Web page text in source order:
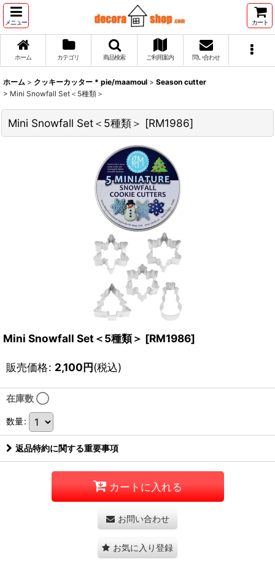
メニュー カート
ホーム カテゴリ 商品検索 ご利用案内 問い合わせ
ホーム > クッキーカッター * pie/maamoul > Season cutter
> Mini Snowfall Set＜5種類＞
Mini Snowfall Set＜5種類＞ [RM1986]
Mini Snowfall Set＜5種類＞ [RM1986]
販売価格: 2,100円(税込)
在庫数 ◯
数量:
返品特約に関する重要事項
カートに入れる
お問い合わせ
お気に入り登録